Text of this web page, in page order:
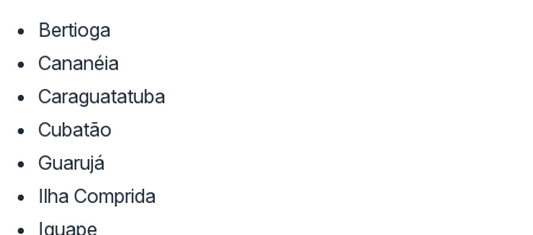
Bertioga
Cananéia
Caraguatatuba
Cubatão
Guarujá
Ilha Comprida
Iguape